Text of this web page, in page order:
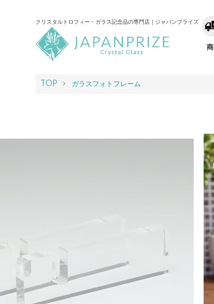
クリスタルトロフィー・ガラス記念品の専門店｜ジャパンプライズ
TOP ガラスフォトフレーム